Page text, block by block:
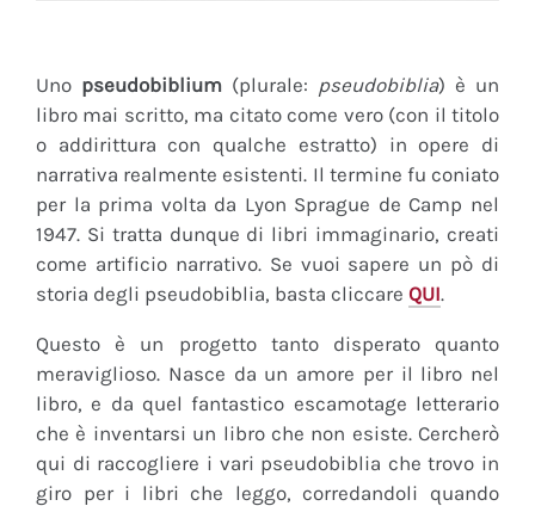
Uno pseudobiblium (plurale: pseudobiblia) è un
libro mai scritto, ma citato come vero (con il titolo
o addirittura con qualche estratto) in opere di
narrativa realmente esistenti. Il termine fu coniato
per la prima volta da Lyon Sprague de Camp nel
1947. Si tratta dunque di libri immaginario, creati
come artificio narrativo. Se vuoi sapere un pò di
storia degli pseudobiblia, basta cliccare QUI.
Questo è un progetto tanto disperato quanto
meraviglioso. Nasce da un amore per il libro nel
libro, e da quel fantastico escamotage letterario
che è inventarsi un libro che non esiste. Cercherò
qui di raccogliere i vari pseudobiblia che trovo in
giro per i libri che leggo, corredandoli quando